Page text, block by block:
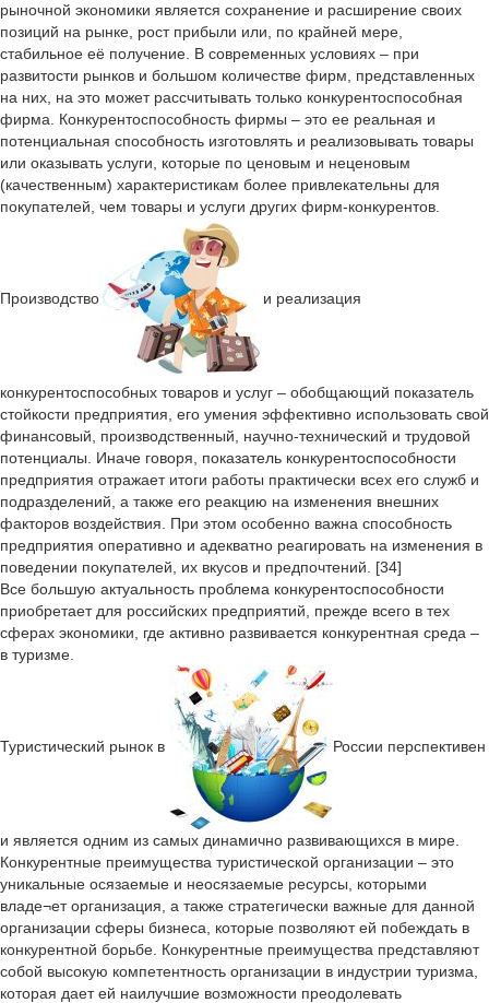
рыночной экономики является сохранение и расширение своих
позиций на рынке, рост прибыли или, по крайней мере,
стабильное её получение. В современных условиях – при
развитости рынков и большом количестве фирм, представленных
на них, на это может рассчитывать только конкурентоспособная
фирма. Конкурентоспособность фирмы – это ее реальная и
потенциальная способность изготовлять и реализовывать товары
или оказывать услуги, которые по ценовым и неценовым
(качественным) характеристикам более привлекательны для
покупателей, чем товары и услуги других фирм-конкурентов.
Производство и реализация
конкурентоспособных товаров и услуг – обобщающий показатель
стойкости предприятия, его умения эффективно использовать свой
финансовый, производственный, научно-технический и трудовой
потенциалы. Иначе говоря, показатель конкурентоспособности
предприятия отражает итоги работы практически всех его служб и
подразделений, а также его реакцию на изменения внешних
факторов воздействия. При этом особенно важна способность
предприятия оперативно и адекватно реагировать на изменения в
поведении покупателей, их вкусов и предпочтений. [34]
Все большую актуальность проблема конкурентоспособности
приобретает для российских предприятий, прежде всего в тех
сферах экономики, где активно развивается конкурентная среда –
в туризме.
Туристический рынок в России перспективен
и является одним из самых динамично развивающихся в мире.
Конкурентные преимущества туристической организации – это
уникальные осязаемые и неосязаемые ресурсы, которыми
владе¬ет организация, а также стратегически важные для данной
организации сферы бизнеса, которые позволяют ей побеждать в
конкурентной борьбе. Конкурентные преимущества представляют
собой высокую компетентность организации в индустрии туризма,
которая дает ей наилучшие возможности преодолевать